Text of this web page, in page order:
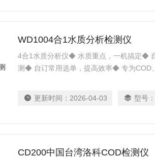
WD1004合1水质分析检测仪
4合1水质分析仪◆ 水质重点，一机搞定◆
测◆ 自订常用选单，提高效率◆ 专为COD
更新时间： 2026-04-03 型号：
CD200中国台湾洛科COD检测仪